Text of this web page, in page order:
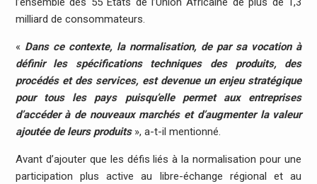
milliard de consommateurs.
« Dans ce contexte, la normalisation, de par sa vocation à
définir les spécifications techniques des produits, des
procédés et des services, est devenue un enjeu stratégique
pour tous les pays puisqu’elle permet aux entreprises
d’accéder à de nouveaux marchés et d’augmenter la valeur
ajoutée de leurs produits», a-t-il mentionné.
Avant d’ajouter que les défis liés à la normalisation pour une
participation plus active au libre-échange régional et au